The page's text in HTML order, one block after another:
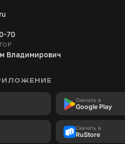
70
Владимирович
Скачать в
Google Play
Скачать в
RuStore